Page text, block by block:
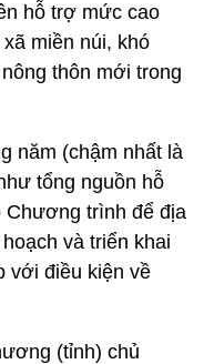
hỗ trợ mức cao
miền núi, khó
thôn mới trong
năm (chậm nhất là
tổng nguồn hỗ
Chương trình để địa
và triển khai
với điều kiện về
(tỉnh) chủ